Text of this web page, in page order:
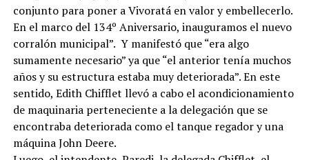
conjunto para poner a Vivoratá en valor y embellecerlo.
En el marco del 134º Aniversario, inauguramos el nuevo
corralón municipal”. Y manifestó que “era algo
sumamente necesario” ya que “el anterior tenía muchos
años y su estructura estaba muy deteriorada”. En este
sentido, Edith Chifflet llevó a cabo el acondicionamiento
de maquinaria perteneciente a la delegación que se
encontraba deteriorada como el tanque regador y una
máquina John Deere.